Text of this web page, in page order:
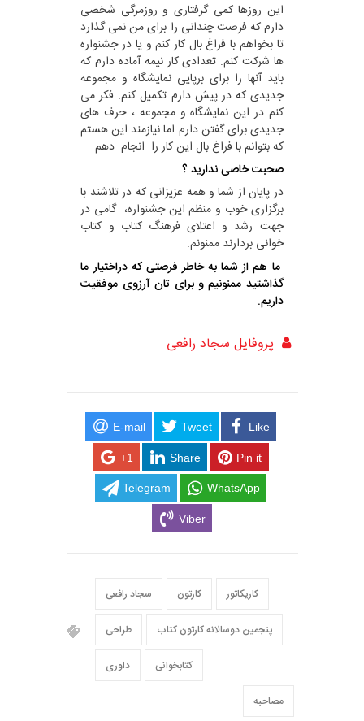
این روزها کمی گرفتاری و روزمرگی شخصی
دارم که فرصت چندانی را برای من نمی گذارد
تا بخواهم با فراغ بال کار کنم و یا در جشنواره
ها شرکت کنم. تعدادی کار نیمه آماده دارم که
باید آنها را برای برپایی نمایشگاه و مجموعه
جدیدی که در پیش دارم تکمیل کنم. فکر می
کنم در این نمایشگاه و مجموعه ، حرف های
جدیدی برای گفتن دارم اما نیازمند این هستم
که بتوانم با فراغ بال این کار را انجام دهم.
صحبت خاصی ندارید ؟
در پایان از شما و همه عزیزانی که در تلاشند با
برگزاری خوب و منظم این جشنواره، گامی در
جهت رشد و اعتلای فرهنگ کتاب و کتاب
خوانی بردارند ممنونم.
ما هم از شما به خاطر فرصتی که دراختیار ما
گذاشتید ممنونیم و برای تان آرزوی موفقیت
داریم.
پروفایل سجاد رافعی
E-mail Tweet Like
+1 Share Pin it
Telegram WhatsApp
Viber
سجاد رافعی کارتون کاریکاتور
طراحی پنجمین دوسالانه کارتون کتاب
داوری کتابخوانی
مصاحبه